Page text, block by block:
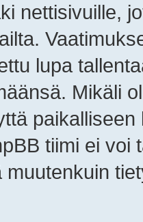
nettisivuille,
lupa
Mikäli
tiimi ei voi
muutenkuin